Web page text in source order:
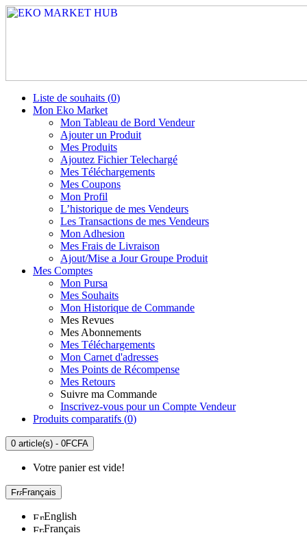
Liste de souhaits (0)
Mon Eko Market
Mon Tableau de Bord Vendeur
Ajouter un Produit
Mes Produits
Ajoutez Fichier Telechargé
Mes Téléchargements
Mes Coupons
Mon Profil
L’historique de mes Vendeurs
Les Transactions de mes Vendeurs
Mon Adhesion
Mes Frais de Livraison
Ajout/Mise a Jour Groupe Produit
Mes Comptes
Mon Pursa
Mes Souhaits
Mon Historique de Commande
Mes Revues
Mes Abonnements
Mes Téléchargements
Mon Carnet d'adresses
Mes Points de Récompense
Mes Retours
Suivre ma Commande
Inscrivez-vous pour un Compte Vendeur
Produits comparatifs (0)
0 article(s) - 0FCFA
Votre panier est vide!
Français
English
Français